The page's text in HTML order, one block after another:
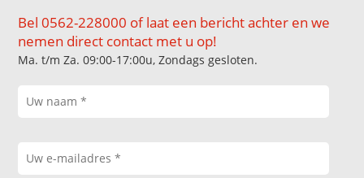
Bel 0562-228000 of laat een bericht achter en we
nemen direct contact met u op!
Ma. t/m Za. 09:00-17:00u, Zondags gesloten.